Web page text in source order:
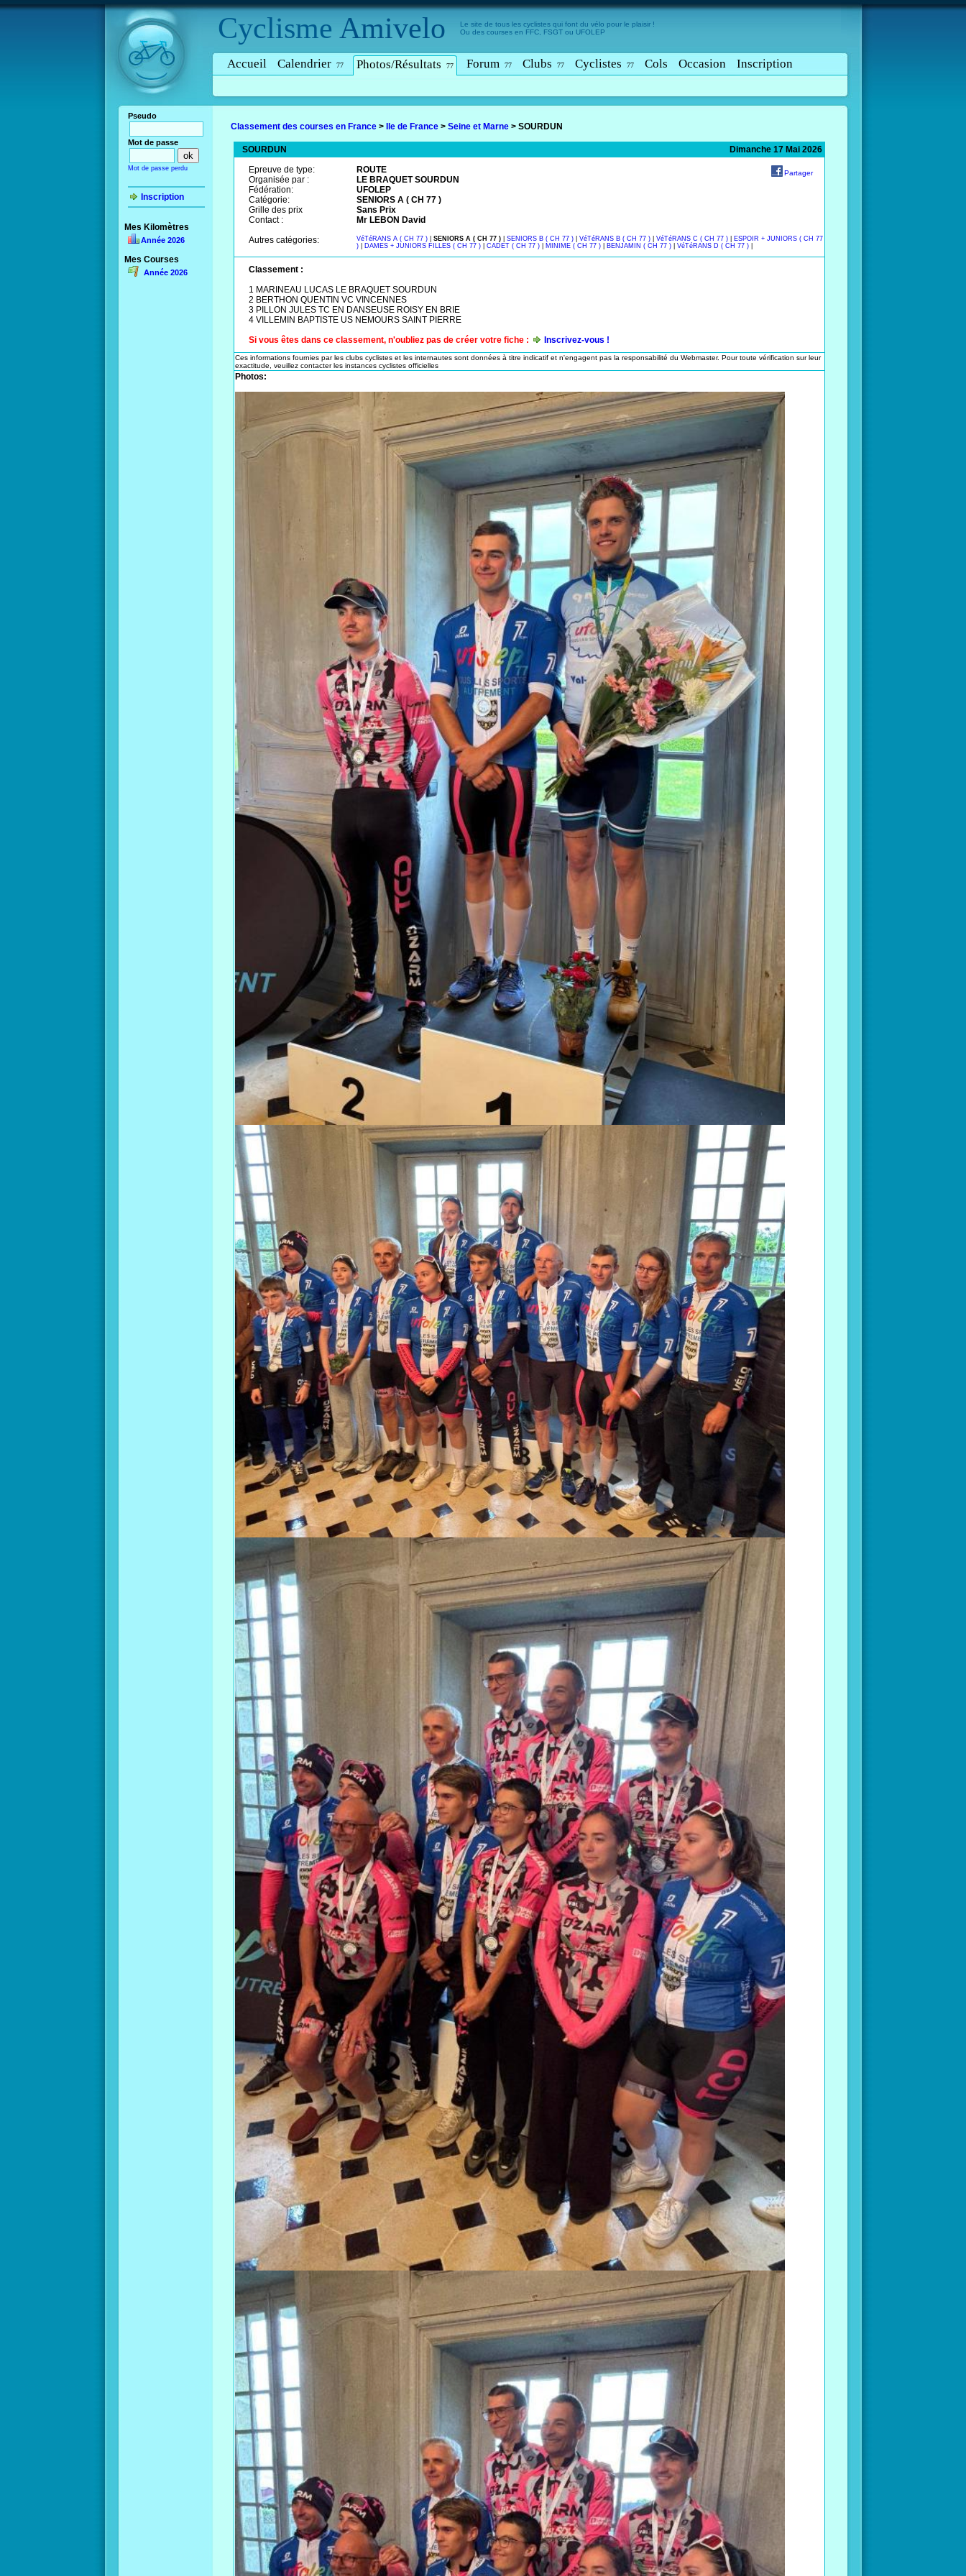
Cyclisme Amivelo
Le site de tous les cyclistes qui font du vélo pour le plaisir !
Ou des courses en FFC, FSGT ou UFOLEP
Accueil Calendrier 77 Photos/Résultats 77 Forum 77 Clubs 77 Cyclistes 77 Cols Occasion Inscription
Pseudo
Mot de passe
Mot de passe perdu
Inscription
Mes Kilomètres
Année 2026
Mes Courses
Année 2026
Classement des courses en France > Ile de France > Seine et Marne > SOURDUN
SOURDUN Dimanche 17 Mai 2026
Partager
Epreuve de type:
ROUTE
Organisée par :
LE BRAQUET SOURDUN
Fédération:
UFOLEP
Catégorie:
SENIORS A ( CH 77 )
Grille des prix
Sans Prix
Contact :
Mr LEBON David
Autres catégories:
VéTéRANS A ( CH 77 ) SENIORS A ( CH 77 ) SENIORS B ( CH 77 ) VéTéRANS B ( CH 77 ) VéTéRANS C ( CH 77 )
ESPOIR + JUNIORS ( CH 77
)
DAMES + JUNIORS FILLES ( CH 77 ) CADET ( CH 77 ) MINIME ( CH 77 ) BENJAMIN ( CH 77 ) VéTéRANS D ( CH 77 )
Classement :
1 MARINEAU LUCAS LE BRAQUET SOURDUN
2 BERTHON QUENTIN VC VINCENNES
3 PILLON JULES TC EN DANSEUSE ROISY EN BRIE
4 VILLEMIN BAPTISTE US NEMOURS SAINT PIERRE
Si vous êtes dans ce classement, n'oubliez pas de créer votre fiche :
Inscrivez-vous !
Ces informations fournies par les clubs cyclistes et les internautes sont données à titre indicatif et n'engagent pas la responsabilité du Webmaster. Pour toute vérification sur leur
exactitude, veuillez contacter les instances cyclistes officielles
Photos: